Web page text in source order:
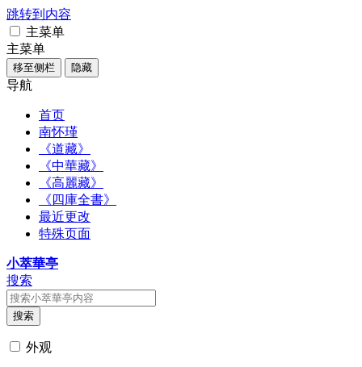
跳转到内容
主菜单
主菜单
移至侧栏 隐藏
导航
首页
南怀瑾
《道藏》
《中華藏》
《高麗藏》
《四庫全書》
最近更改
特殊页面
小萃華亭
搜索
搜索
外观